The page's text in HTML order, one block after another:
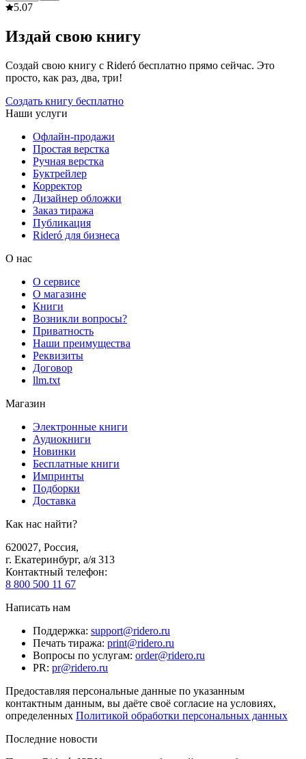
5.07
Издай свою книгу
Создай свою книгу с Rideró бесплатно прямо сейчас. Это
просто, как раз, два, три!
Создать книгу бесплатно
Наши услуги
Офлайн-продажи
Простая верстка
Ручная верстка
Буктрейлер
Корректор
Дизайнер обложки
Заказ тиража
Публикация
Rideró для бизнеса
О нас
О сервисе
О магазине
Книги
Возникли вопросы?
Приватность
Наши преимущества
Реквизиты
Договор
llm.txt
Магазин
Электронные книги
Аудиокниги
Новинки
Бесплатные книги
Импринты
Подборки
Доставка
Как нас найти?
620027, Россия,
г. Екатеринбург, а/я 313
Контактный телефон:
8 800 500 11 67
Написать нам
Поддержка: support@ridero.ru
Печать тиража: print@ridero.ru
Вопросы по услугам: order@ridero.ru
PR: pr@ridero.ru
Предоставляя персональные данные по указанным
контактным данным, вы даёте своё согласие на условиях,
определенных Политикой обработки персональных данных
Последние новости